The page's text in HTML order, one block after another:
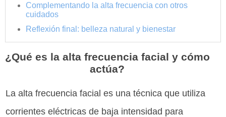
Complementando la alta frecuencia con otros
cuidados
Reflexión final: belleza natural y bienestar
¿Qué es la alta frecuencia facial y cómo
actúa?
La alta frecuencia facial es una técnica que utiliza
corrientes eléctricas de baja intensidad para